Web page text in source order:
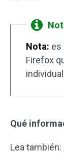
Nota: es
Firefox
Qué
Lea también: